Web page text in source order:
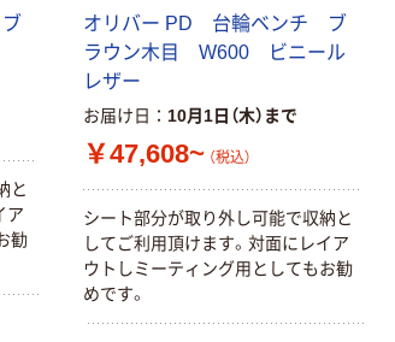
と
ア
勧
オリバー PD 台輪ベンチ ブ
ラウン木目 W600 ビニール
レザー
お届け日 10月1日（木）まで
￥47,608~ （税込）
シート部分が取り外し可能で収納と
してご利用頂けます。対面にレイア
ウトしミーティング用としてもお勧
めです。
サントリー 伊右
衛門 「お茶、どう
ぞ。」 緑茶
￥528~
イス
アスクル はたら
く ふせん 付箋
75×25mm
本気プライス
アスクル トイ
ート 大王製紙
トイレシート
オリジナル
本気プライス
アスクル フラッ
トファイル エコ
A4タテ(コクヨ